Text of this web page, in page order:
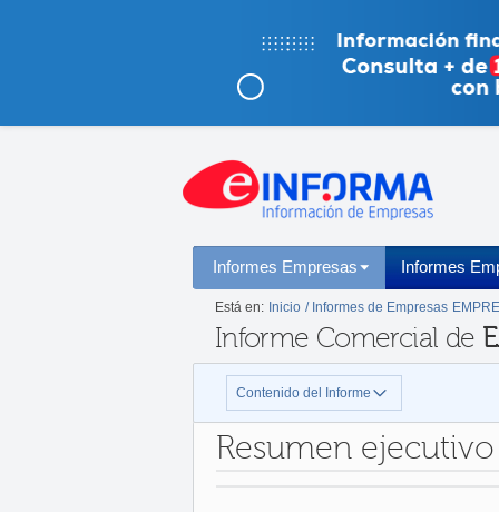
Informes Empresas Informes
Está en: Inicio / Informes de Empresas
Informe Comercial de
Contenido del Informe
Resumen ejecutivo